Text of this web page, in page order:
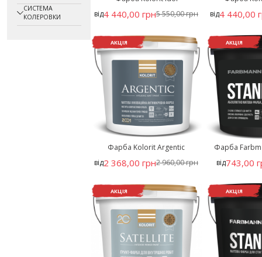
СИСТЕМА
КОЛЕРОВКИ
від4 440,00 грн5 550,00 грн
від4 440,00
АКЦІЯ
Фарба Kolorit Argentic
від2 368,00 грн2 960,00 грн
АКЦІЯ
Фарба
від743,00
АКЦІЯ АКЦІЯ